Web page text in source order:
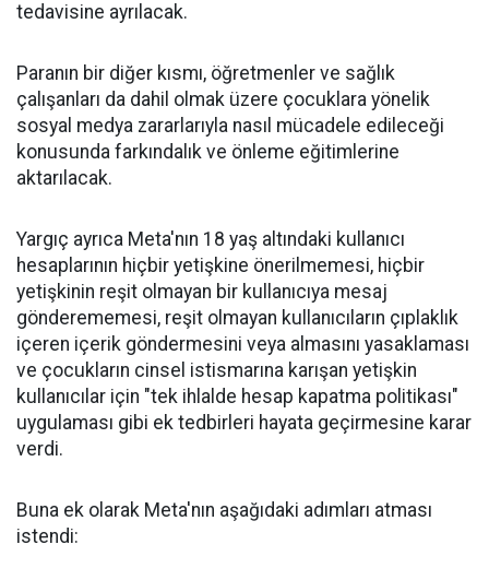
tedavisine ayrılacak.
Paranın bir diğer kısmı, öğretmenler ve sağlık
çalışanları da dahil olmak üzere çocuklara yönelik
sosyal medya zararlarıyla nasıl mücadele edileceği
konusunda farkındalık ve önleme eğitimlerine
aktarılacak.
Yargıç ayrıca Meta'nın 18 yaş altındaki kullanıcı
hesaplarının hiçbir yetişkine önerilmemesi, hiçbir
yetişkinin reşit olmayan bir kullanıcıya mesaj
gönderememesi, reşit olmayan kullanıcıların çıplaklık
içeren içerik göndermesini veya almasını yasaklaması
ve çocukların cinsel istismarına karışan yetişkin
kullanıcılar için "tek ihlalde hesap kapatma politikası"
uygulaması gibi ek tedbirleri hayata geçirmesine karar
verdi.
Buna ek olarak Meta'nın aşağıdaki adımları atması
istendi: